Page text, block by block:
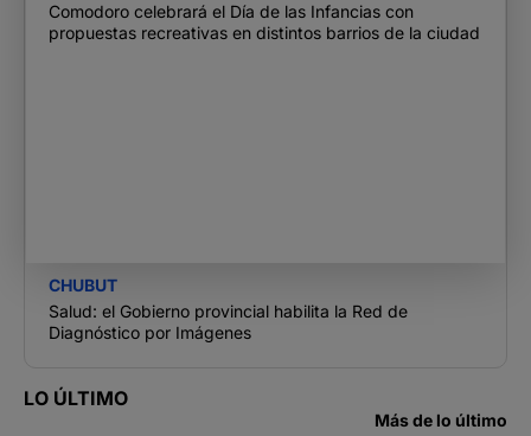
Comodoro celebrará el Día de las Infancias con
propuestas recreativas en distintos barrios de la ciudad
CHUBUT
Salud: el Gobierno provincial habilita la Red de
Diagnóstico por Imágenes
LO ÚLTIMO
Más de lo último